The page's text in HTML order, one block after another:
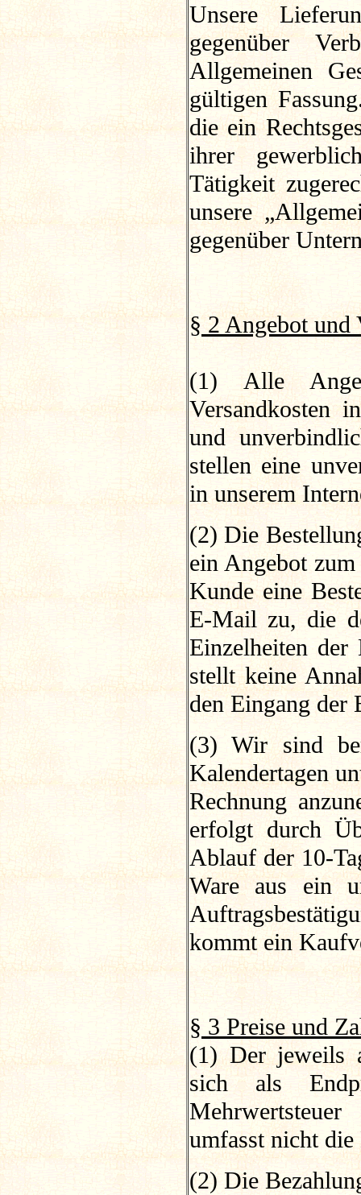
Unsere
gegenüber
Allgemeinen
gültigen
die ein
ihrer
Tätigkeit
unsere
gegenüber
§ 2 Angebot und
(1) Alle
Versandkosten
und
stellen eine
in unserem
(2) Die
ein Angebot
Kunde eine
E-Mail zu, die
Einzelheiten der
stellt keine
den Eingang der
(3) Wir sind
Kalendertagen
Rechnung
erfolgt durch
Ablauf der 10-
Ware aus ein
kommt ein
§ 3 Preise und
(1) Der jeweils
sich als
umfasst nicht
(2) Die